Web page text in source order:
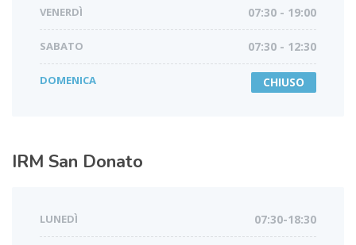
VENERDÌ 07:30 - 19:00
SABATO 07:30 - 12:30
DOMENICA CHIUSO
IRM San Donato
LUNEDÌ 07:30-18:30